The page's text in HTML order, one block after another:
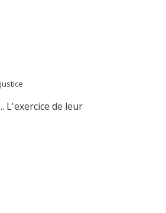
L'exercice de leur